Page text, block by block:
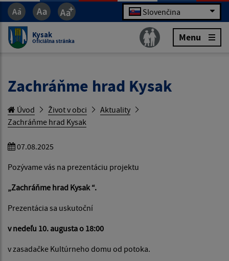
Slovenčina
Kysak
Oficiálna stránka Menu
Zachráňme hrad Kysak
Úvod Život v obci
Aktuality
Zachráňme hrad Kysak
07.08.2025
Pozývame vás na prezentáciu projektu
„Zachráňme hrad Kysak “.
Prezentácia sa uskutoční
v nedeľu 10. augusta o 18:00
v zasadačke Kultúrneho domu od potoka.